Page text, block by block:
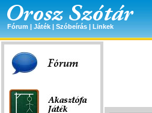
Fórum | Játék | Szóbeírás | Linkek